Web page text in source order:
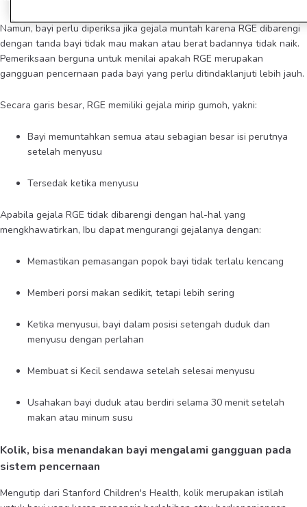
Namun, bayi perlu diperiksa jika gejala muntah karena RGE dibarengi
dengan tanda bayi tidak mau makan atau berat badannya tidak naik.
Pemeriksaan berguna untuk menilai apakah RGE merupakan
gangguan pencernaan pada bayi yang perlu ditindaklanjuti lebih jauh.
Secara garis besar, RGE memiliki gejala mirip gumoh, yakni:
Bayi memuntahkan semua atau sebagian besar isi perutnya
setelah menyusu
Tersedak ketika menyusu
Apabila gejala RGE tidak dibarengi dengan hal-hal yang
mengkhawatirkan, Ibu dapat mengurangi gejalanya dengan:
Memastikan pemasangan popok bayi tidak terlalu kencang
Memberi porsi makan sedikit, tetapi lebih sering
Ketika menyusui, bayi dalam posisi setengah duduk dan
menyusu dengan perlahan
Membuat si Kecil sendawa setelah selesai menyusu
Usahakan bayi duduk atau berdiri selama 30 menit setelah
makan atau minum susu
Kolik, bisa menandakan bayi mengalami gangguan pada
sistem pencernaan
Mengutip dari Stanford Children's Health, kolik merupakan istilah